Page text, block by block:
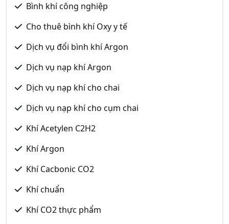
Bình khí công nghiệp
Cho thuê bình khí Oxy y tế
Dịch vụ đổi bình khí Argon
Dịch vụ nạp khí Argon
Dịch vụ nạp khí cho chai
Dịch vụ nạp khí cho cụm chai
Khí Acetylen C2H2
Khí Argon
Khí Cacbonic CO2
Khí chuẩn
Khí CO2 thực phẩm